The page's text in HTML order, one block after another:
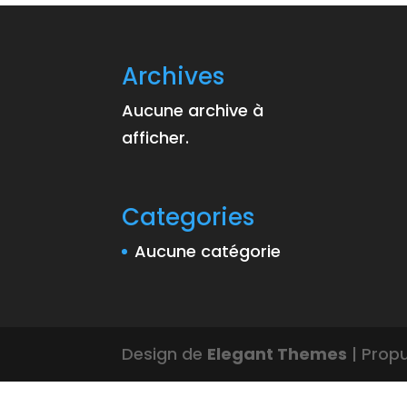
Archives
Aucune archive à
afficher.
Categories
Aucune catégorie
Design de Elegant Themes |